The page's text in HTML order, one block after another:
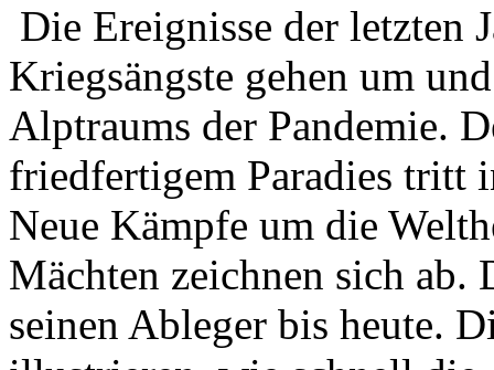
Die Ereignisse der letzten
Kriegsängste gehen um
Alptraums der Pandemie.
friedfertigem Paradies tritt
Neue Kämpfe um die
Mächten zeichnen sich
seinen Ableger bis heute.